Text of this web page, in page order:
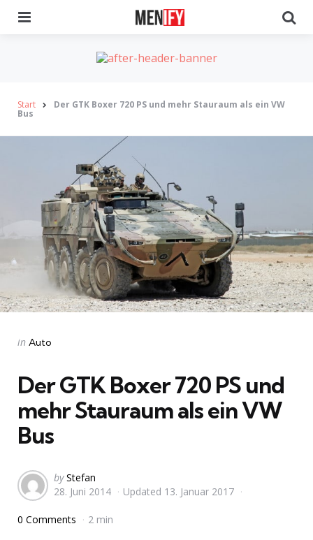
Start Der GTK Boxer 720 PS und mehr Stauraum als ein VW
Bus
Categories
Posted
in Auto
Der GTK Boxer 720 PS und
mehr Stauraum als ein VW
Bus
Posted
by
by Stefan
28. Juni 2014
Updated 13. Januar 2017
0 Comments 2 min